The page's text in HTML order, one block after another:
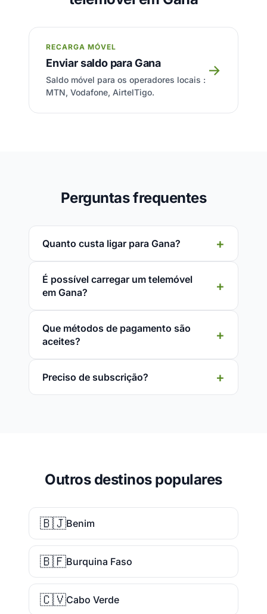
RECARGA MÓVEL
Enviar saldo para Gana
Saldo móvel para os operadores locais :
MTN, Vodafone, AirtelTigo.
→
Perguntas frequentes
Quanto custa ligar para Gana?
É possível carregar um telemóvel
em Gana?
Que métodos de pagamento são
aceites?
Preciso de subscrição?
Outros destinos populares
🇧🇯Benim
🇧🇫Burquina Faso
🇨🇻Cabo Verde